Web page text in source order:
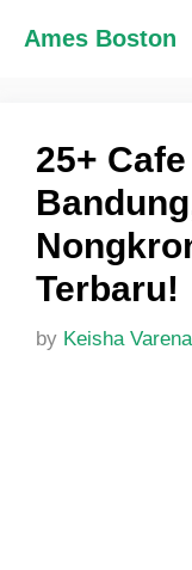
Ames Boston
25+
Terbaru!
by Keisha Varena